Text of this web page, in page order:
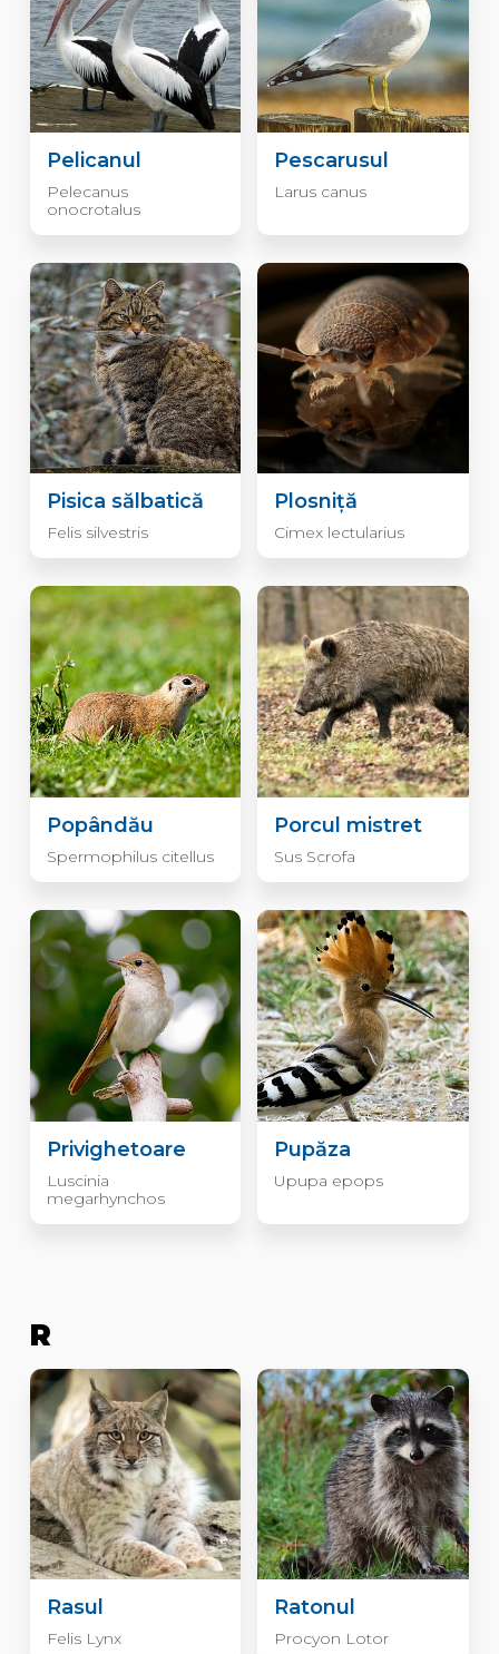
Pelicanul
Pelecanus
onocrotalus
Pescarusul
Larus canus
Pisica sălbatică
Felis silvestris
Plosniță
Cimex lectularius
Popândău
Spermophilus citellus
Porcul mistret
Sus Scrofa
Privighetoare
Luscinia
megarhynchos
Pupăza
Upupa epops
R
Rasul
Felis Lynx
Ratonul
Procyon Lotor